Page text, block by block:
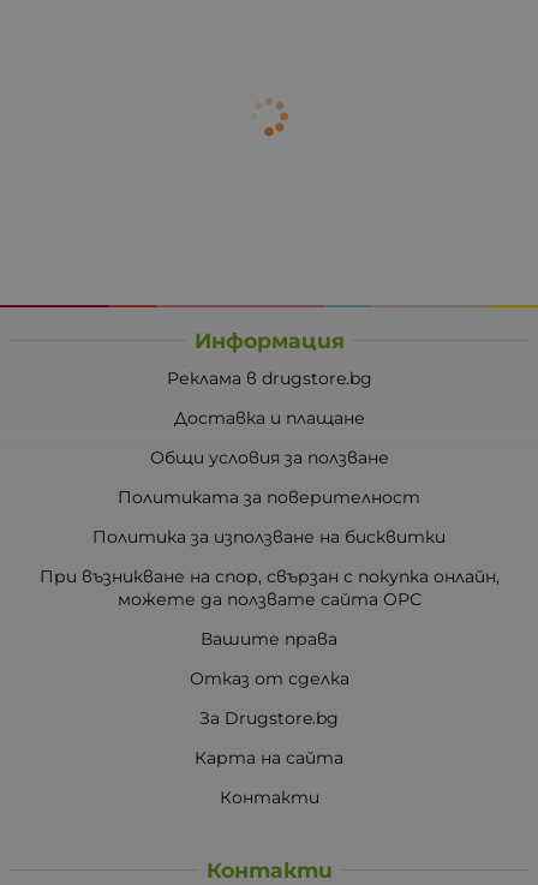
Информация
Реклама в drugstore.bg
Доставка и плащане
Общи условия за ползване
Политиката за поверителност
Политика за използване на бисквитки
При възникване на спор, свързан с покупка онлайн,
можете да ползвате сайта ОРС
Вашите права
Отказ от сделка
За Drugstore.bg
Карта на сайта
Контакти
Контакти